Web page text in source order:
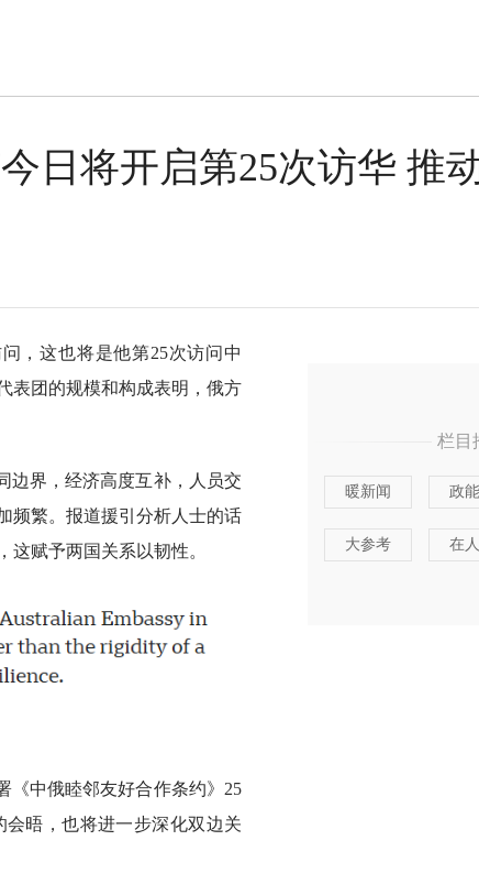
日将开启第25次访华 推
，这也将是他第25次访问中
表团的规模和构成表明，俄方
边界，经济高度互补，人员交
频繁。报道援引分析人士的话
赋予两国关系以韧性。
《中俄睦邻友好合作条约》25
晤，也将进一步深化双边关
栏目
暖新闻 政
大参考 在